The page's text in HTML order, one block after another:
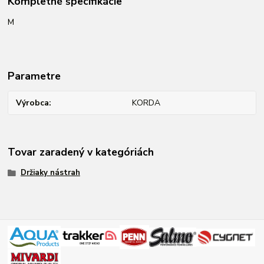
M
Parametre
Výrobca KORDA
Tovar zaradený v kategóriách
Držiaky nástrah